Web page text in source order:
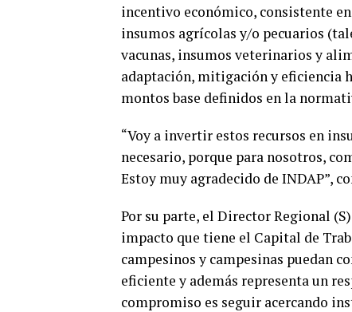
incentivo económico, consistente
insumos agrícolas y/o pecuarios
vacunas, insumos veterinarios y
adaptación, mitigación y eficiencia
montos base definidos en la
“Voy a invertir estos recursos en
necesario, porque para nosotros,
Estoy muy agradecido de INDAP”,
Por su parte, el Director Regional
impacto que tiene el Capital de
campesinos y campesinas puedan
eficiente y además representa un
compromiso es seguir acercando